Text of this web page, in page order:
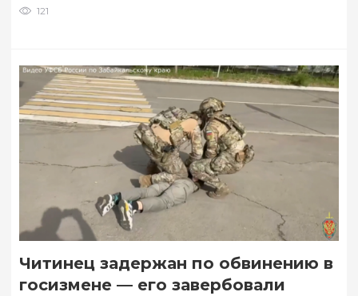
121
Читинец задержан по обвинению в
госизмене — его завербовали